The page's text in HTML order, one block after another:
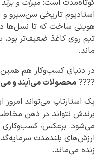
کوتاه‌مدت است: میراث و برند
استادیوم تاریخی سن‌سیرو و
هویتی ساخت که تا
تیم روی کاغذ ضعیف‌تر بود،
ماند.
در دنیای کسب‌وکار هم همین
???? محصولات می‌آیند و
یک استارتاپ می‌تواند امروز
برندش نتواند در ذهن
می‌شود. برعکس، کسب‌وکاری
ارزش‌های بلندمدت
زنده می‌ماند.